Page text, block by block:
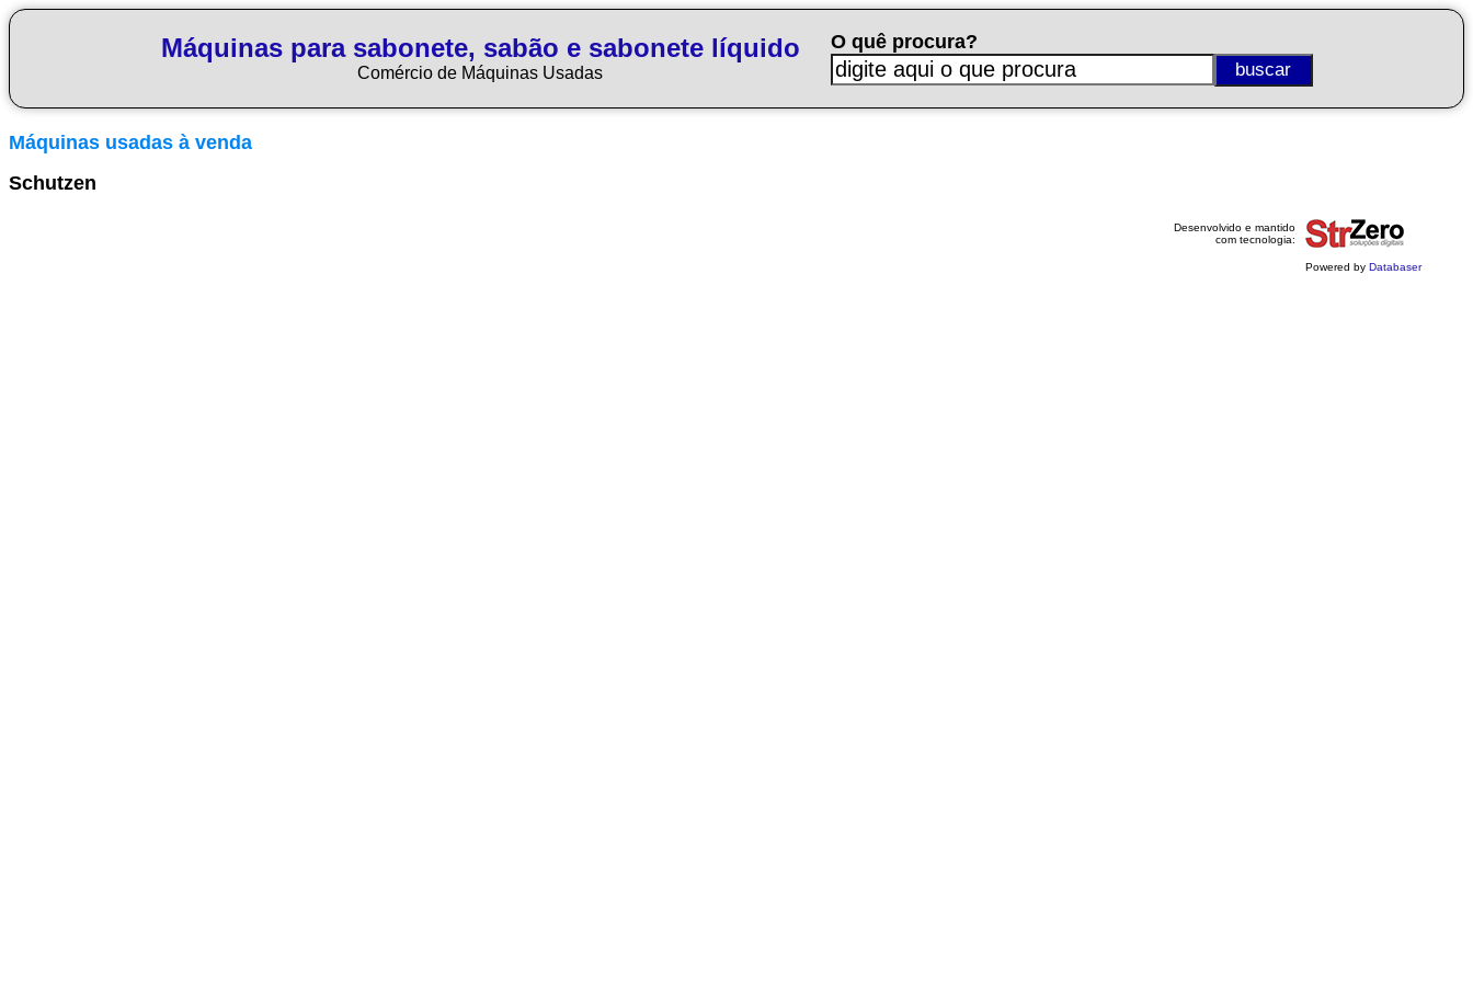
Máquinas para sabonete, sabão e sabonete líquido
Comércio de Máquinas Usadas
O quê procura?
Máquinas usadas à venda
Schutzen
Desenvolvido e mantido
com tecnologia:
Powered by Databaser